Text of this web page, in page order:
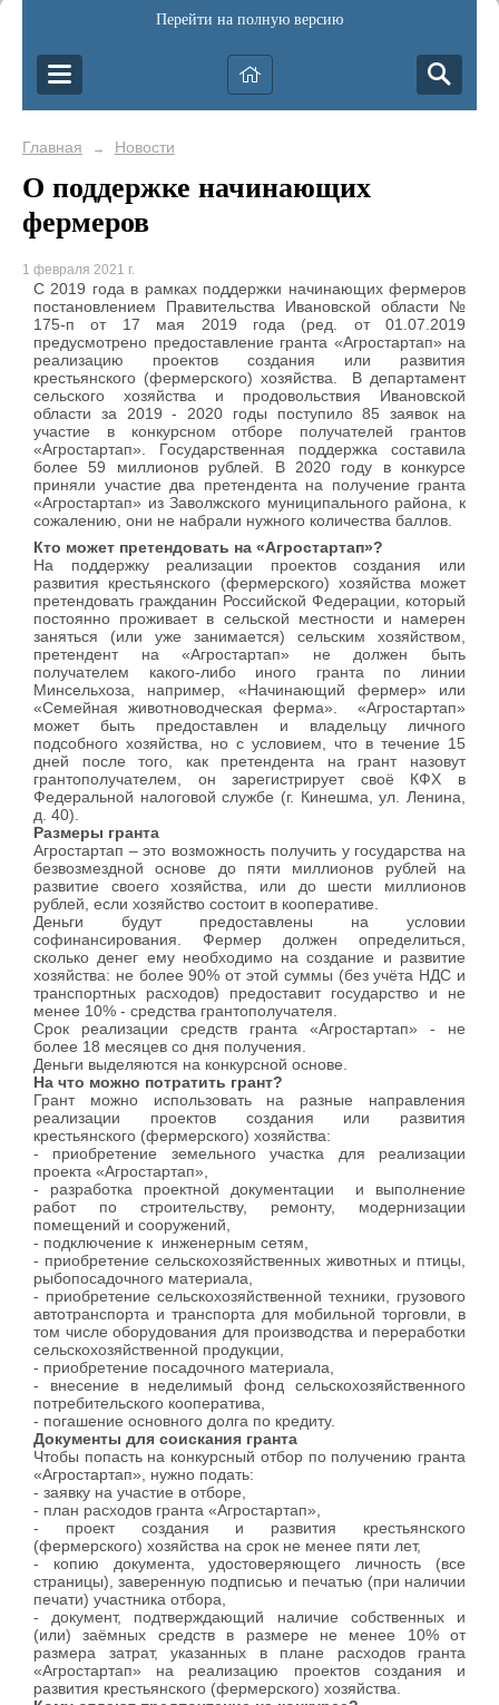
Перейти на полную версию
Главная → Новости
О поддержке начинающих
фермеров
1 февраля 2021 г.
С 2019 года в рамках поддержки начинающих фермеров
постановлением Правительства Ивановской области №
175-п от 17 мая 2019 года (ред. от 01.07.2019
предусмотрено предоставление гранта «Агростартап» на
реализацию проектов создания или развития
крестьянского (фермерского) хозяйства.
В департамент
сельского хозяйства и продовольствия Ивановской
области за 2019 - 2020 годы поступило 85 заявок на
участие в конкурсном отборе получателей грантов
«Агростартап». Государственная поддержка составила
более 59 миллионов рублей. В 2020 году в конкурсе
приняли участие два претендента на получение гранта
«Агростартап» из Заволжского муниципального района, к
сожалению, они не набрали нужного количества баллов.
Кто может претендовать на «Агростартап»?
На поддержку реализации проектов создания или
развития крестьянского (фермерского) хозяйства может
претендовать гражданин Российской Федерации, который
постоянно проживает в сельской местности и намерен
заняться (или уже занимается) сельским хозяйством,
претендент на «Агростартап» не должен быть
получателем какого-либо иного гранта по линии
Минсельхоза, например, «Начинающий фермер» или
«Семейная животноводческая ферма». «Агростартап»
может быть предоставлен и владельцу личного
подсобного хозяйства, но с условием, что в течение 15
дней после того, как претендента на грант назовут
грантополучателем, он зарегистрирует своё КФХ в
Федеральной налоговой службе (г. Кинешма, ул. Ленина,
д. 40).
Размеры гранта
Агростартап – это возможность получить у государства на
безвозмездной основе до пяти миллионов рублей на
развитие своего хозяйства, или до шести миллионов
рублей, если хозяйство состоит в кооперативе.
Деньги будут предоставлены на условии
софинансирования. Фермер должен определиться,
сколько денег ему необходимо на создание и развитие
хозяйства: не более 90% от этой суммы (без учёта НДС и
транспортных расходов) предоставит государство и не
менее 10% - средства грантополучателя.
Срок реализации средств гранта «Агростартап» - не
более 18 месяцев со дня получения.
Деньги выделяются на конкурсной основе.
На что можно потратить грант?
Грант можно использовать на разные направления
реализации
проектов создания или развития
крестьянского (фермерского) хозяйства:
- приобретение земельного участка для реализации
проекта «Агростартап»,
- разработка проектной документации и выполнение
работ по строительству, ремонту, модернизации
помещений и сооружений,
- подключение к инженерным сетям,
- приобретение сельскохозяйственных животных и птицы,
рыбопосадочного материала,
- приобретение сельскохозяйственной техники, грузового
автотранспорта и транспорта для мобильной торговли, в
том числе оборудования для производства и переработки
сельскохозяйственной продукции,
- приобретение посадочного материала,
- внесение в неделимый фонд сельскохозяйственного
потребительского кооператива,
- погашение основного долга по кредиту.
Документы для соискания гранта
Чтобы попасть на конкурсный отбор по получению гранта
«Агростартап», нужно подать:
- заявку на участие в отборе,
- план расходов гранта «Агростартап»,
- проект создания и развития крестьянского
(фермерского) хозяйства на срок не менее пяти лет,
- копию документа, удостоверяющего личность (все
страницы), заверенную подписью и печатью (при наличии
печати) участника отбора,
- документ, подтверждающий наличие собственных и
(или) заёмных средств в размере не менее 10% от
размера затрат, указанных в плане расходов гранта
«Агростартап» на реализацию проектов создания и
развития крестьянского (фермерского) хозяйства.